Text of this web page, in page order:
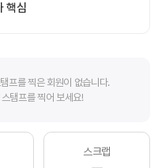
핵심
프를 찍은 회원이 없습니다.
스탬프를 찍어 보세요!
스크랩